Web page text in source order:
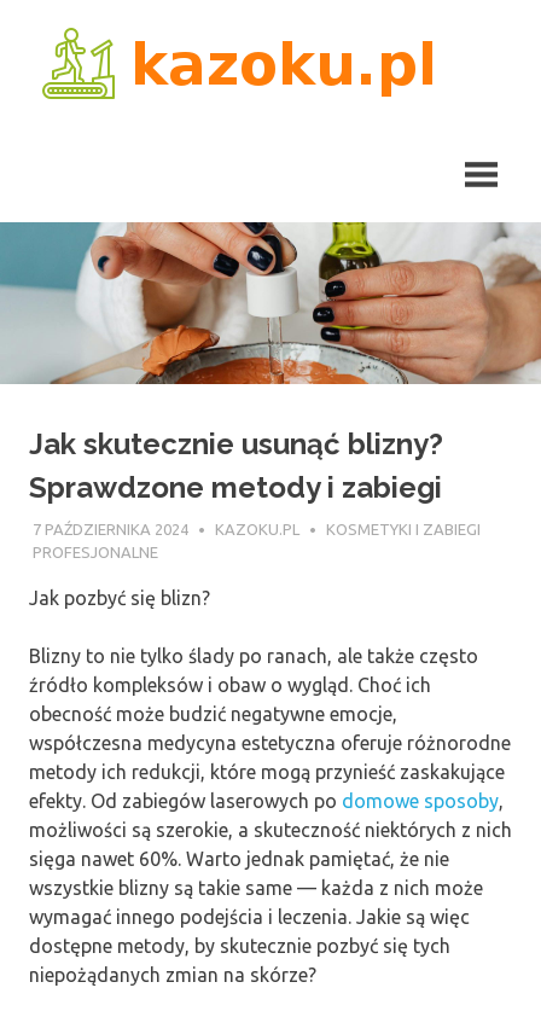
content
Jak skutecznie usunąć blizny?
Sprawdzone metody i zabiegi
7 PAŹDZIERNIKA 2024 KAZOKU.PL
KOSMETYKI I ZABIEGI
PROFESJONALNE
Jak pozbyć się blizn?
Blizny to nie tylko ślady po ranach, ale także często
źródło kompleksów i obaw o wygląd. Choć ich
obecność może budzić negatywne emocje,
współczesna medycyna estetyczna oferuje różnorodne
metody ich redukcji, które mogą przynieść zaskakujące
efekty. Od zabiegów laserowych po domowe sposoby,
możliwości są szerokie, a skuteczność niektórych z nich
sięga nawet 60%. Warto jednak pamiętać, że nie
wszystkie blizny są takie same — każda z nich może
wymagać innego podejścia i leczenia. Jakie są więc
dostępne metody, by skutecznie pozbyć się tych
niepożądanych zmian na skórze?